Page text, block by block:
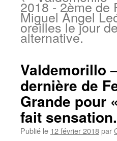
2018 - 2ème de
Miguel Ángel
oreilles le jour
alternative.
Valdemorillo
dernière de
Grande pour
fait sensation.
Publié le 12 février 2018par